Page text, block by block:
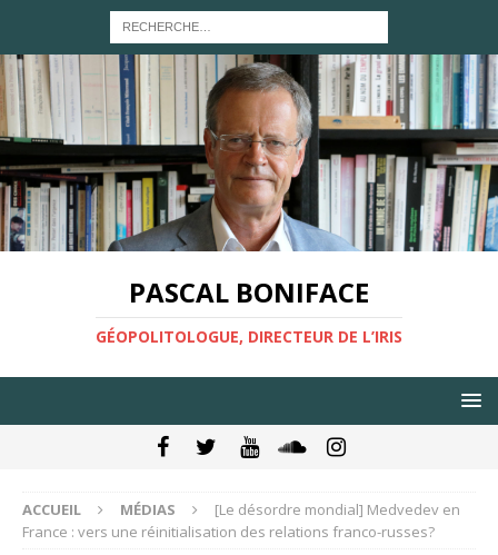
PASCAL BONIFACE
GÉOPOLITOLOGUE, DIRECTEUR DE L’IRIS
ACCUEIL MÉDIAS
[Le désordre mondial] Medvedev en
France : vers une réinitialisation des relations franco-russes?